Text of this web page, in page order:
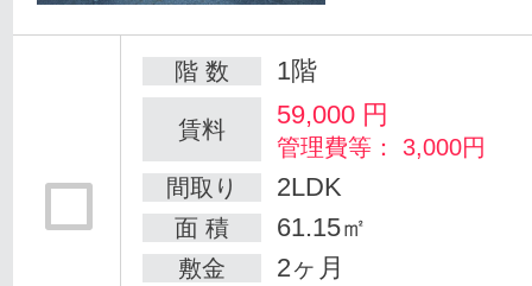
階 数 1階
賃料 59,000 円
管理費等： 3,000円
間取り
2LDK
面 積 61.15㎡
敷金 2ヶ月